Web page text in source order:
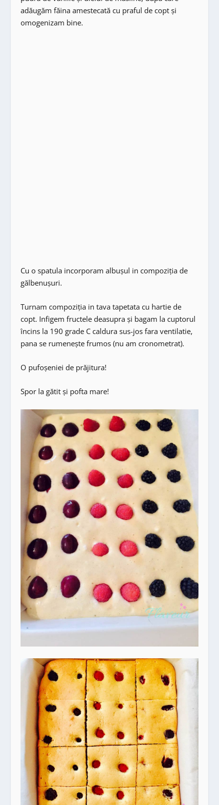
adăugăm făina amestecată cu praful de copt și
omogenizam bine.
Cu o spatula incorporam albușul in compoziția de
gălbenușuri.
Turnam compoziția in tava tapetata cu hartie de
copt. Infigem fructele deasupra și bagam la cuptorul
încins la 190 grade C caldura sus-jos fara ventilatie,
pana se rumenește frumos (nu am cronometrat).
O pufoșeniei de prăjitura!
Spor la gătit și pofta mare!